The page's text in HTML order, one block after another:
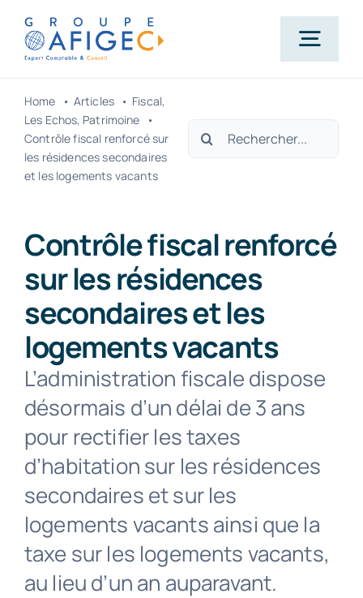
Passer
contenu
Accueil
Qui-sommes-nous ?
Nos métiers
Actualités
Carrière
Contact
Home Articles
Fiscal
Les Echos Patrimoine
Contrôle fiscal renforcé sur
les résidences secondaires
et les logements vacants
Rechercher:
Contrôle fiscal renforcé
sur les résidences
secondaires et les
logements vacants
L’administration fiscale dispose
désormais d’un délai de 3 ans
pour rectifier les taxes
d’habitation sur les résidences
secondaires et sur les
logements vacants ainsi que la
taxe sur les logements vacants,
au lieu d’un an auparavant.